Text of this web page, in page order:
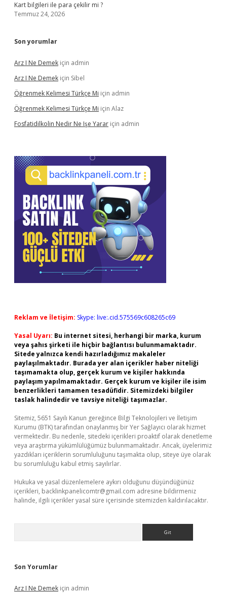
Kart bilgileri ile para çekilir mi ?
Temmuz 24, 2026
Son yorumlar
Arz I Ne Demek için admin
Arz I Ne Demek için Sibel
Öğrenmek Kelimesi Türkçe Mi için admin
Öğrenmek Kelimesi Türkçe Mi için Alaz
Fosfatidilkolin Nedir Ne Işe Yarar için admin
Reklam ve İletişim: Skype: live:.cid.575569c608265c69
Yasal Uyarı: Bu internet sitesi, herhangi bir marka, kurum
veya şahıs şirketi ile hiçbir bağlantısı bulunmamaktadır.
Sitede yalnızca kendi hazırladığımız makaleler
paylaşılmaktadır. Burada yer alan içerikler haber niteliği
taşımamakta olup, gerçek kurum ve kişiler hakkında
paylaşım yapılmamaktadır. Gerçek kurum ve kişiler ile isim
benzerlikleri tamamen tesadüfidir. Sitemizdeki bilgiler
taslak halindedir ve tavsiye niteliği taşımazlar.
Sitemiz, 5651 Sayılı Kanun gereğince Bilgi Teknolojileri ve İletişim
Kurumu (BTK) tarafından onaylanmış bir Yer Sağlayıcı olarak hizmet
vermektedir. Bu nedenle, sitedeki içerikleri proaktif olarak denetleme
veya araştırma yükümlülüğümüz bulunmamaktadır. Ancak, üyelerimiz
yazdıkları içeriklerin sorumluluğunu taşımakta olup, siteye üye olarak
bu sorumluluğu kabul etmiş sayılırlar.
Hukuka ve yasal düzenlemelere aykırı olduğunu düşündüğünüz
içerikleri, backlinkpanelicomtr@gmail.com adresine bildirmeniz
halinde, ilgili içerikler yasal süre içerisinde sitemizden kaldırılacaktır.
Son Yorumlar
Arz I Ne Demek için admin